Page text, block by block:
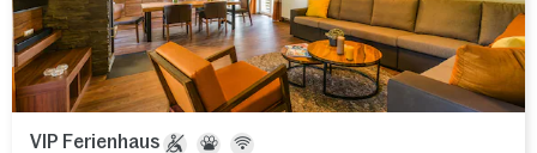
VIP Ferienhaus